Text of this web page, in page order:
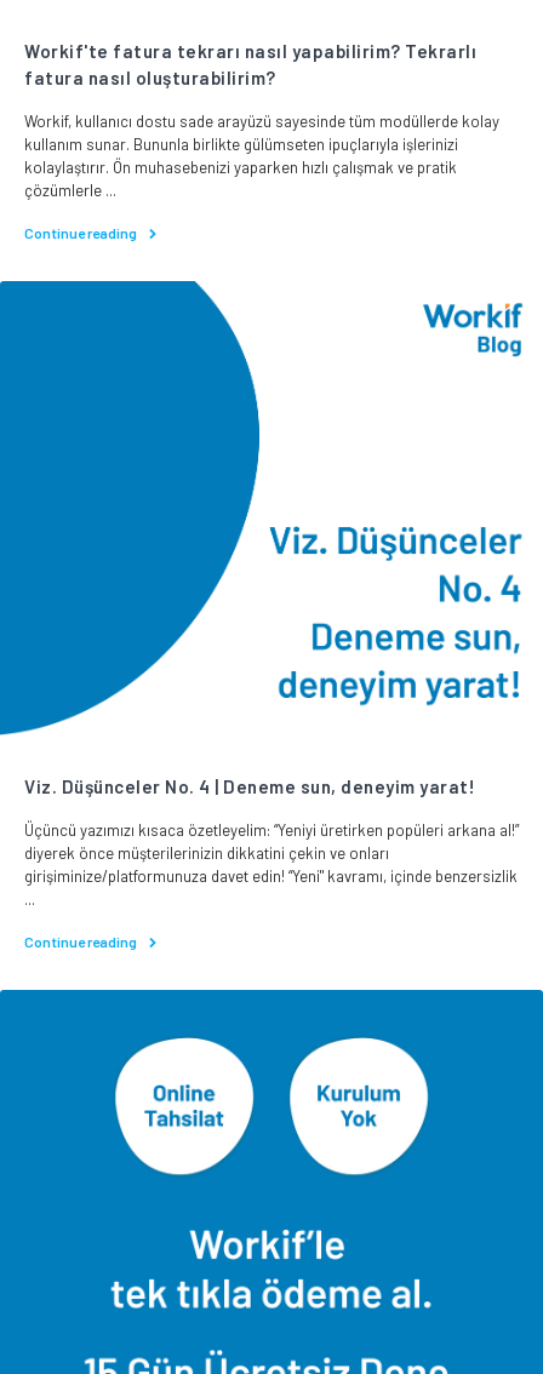
Workif'te fatura tekrarı nasıl yapabilirim? Tekrarlı
fatura nasıl oluşturabilirim?
Workif, kullanıcı dostu sade arayüzü sayesinde tüm modüllerde kolay
kullanım sunar. Bununla birlikte gülümseten ipuçlarıyla işlerinizi
kolaylaştırır. Ön muhasebenizi yaparken hızlı çalışmak ve pratik
çözümlerle ...
Continue reading
Viz. Düşünceler No. 4 | Deneme sun, deneyim yarat!
Üçüncü yazımızı kısaca özetleyelim: “Yeniyi üretirken popüleri arkana al!”
diyerek önce müşterilerinizin dikkatini çekin ve onları
girişiminize/platformunuza davet edin! “Yeni" kavramı, içinde benzersizlik
...
Continue reading